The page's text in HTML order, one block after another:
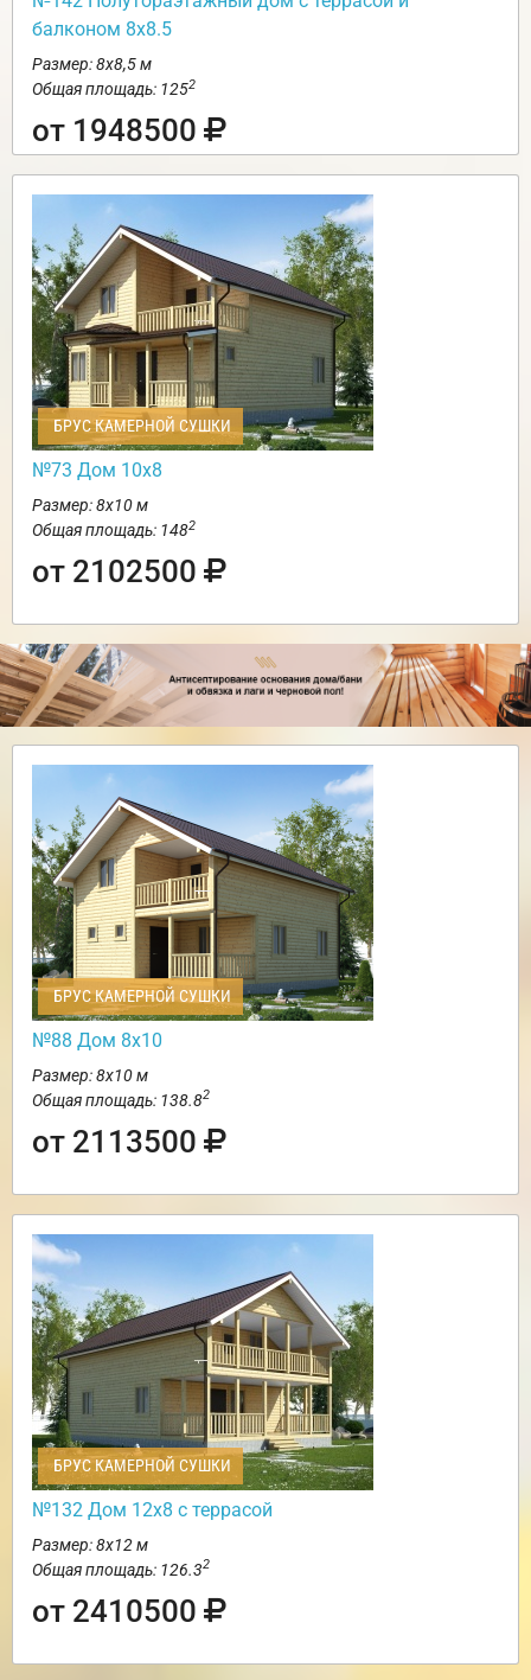
балконом 8х8.5
Размер: 8х8,5 м
Общая площадь: 1252
от 1948500
БРУС КАМЕРНОЙ СУШКИ
№73 Дом 10х8
Размер: 8х10 м
Общая площадь: 1482
от 2102500
БРУС КАМЕРНОЙ СУШКИ
№88 Дом 8х10
Размер: 8х10 м
Общая площадь: 138.82
от 2113500
БРУС КАМЕРНОЙ СУШКИ
№132 Дом 12х8 с террасой
Размер: 8х12 м
Общая площадь: 126.32
от 2410500